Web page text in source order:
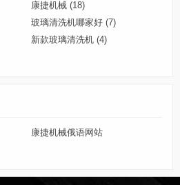
康捷机械(18)
玻璃清洗机哪家好(7)
新款玻璃清洗机(4)
康捷机械俄语网站